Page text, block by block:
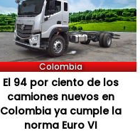
Colombia
El 94 por ciento de los
camiones nuevos en
Colombia ya cumple la
norma Euro VI